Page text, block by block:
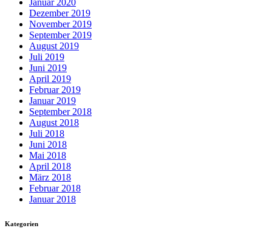
Dezember 2019
November 2019
September 2019
August 2019
Juli 2019
Juni 2019
April 2019
Februar 2019
Januar 2019
September 2018
August 2018
Juli 2018
Juni 2018
Mai 2018
April 2018
März 2018
Februar 2018
Januar 2018
Kategorien